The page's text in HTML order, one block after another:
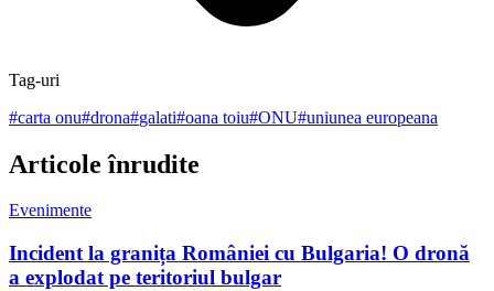
Tag-uri
#carta onu#drona#galati#oana toiu#ONU#uniunea europeana
Articole înrudite
Evenimente
Incident la granița României cu Bulgaria! O dronă
a explodat pe teritoriul bulgar